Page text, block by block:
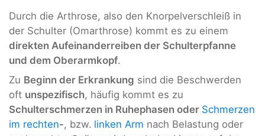
Durch die Arthrose, also den Knorpelverschleiß in
der Schulter (Omarthrose) kommt es zu einem
direkten Aufeinanderreiben der Schulterpfanne
und dem Oberarmkopf.
Zu Beginn der Erkrankung sind die Beschwerden
oft unspezifisch, häufig kommt es zu
Schulterschmerzen in Ruhephasen oder Schmerzen
im rechten-, bzw. linken Arm nach Belastung oder